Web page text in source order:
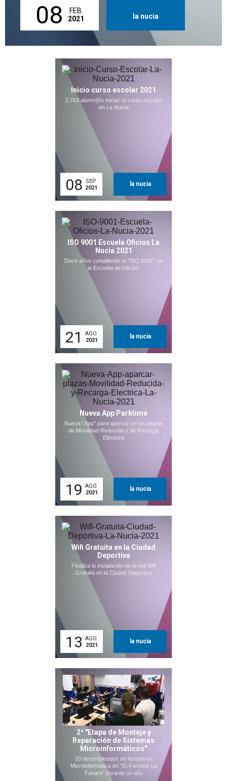
08
FEB.
2021
la nucia
Inicio curso escolar 2021
2.763 alumn@s inician el curso escolar
en La Nucía
08
SEP.
2021
la nucia
ISO 9001 Escuela Oficios La
Nucía 2021
Doce años cumpliendo la "ISO 9001" en
la Escuela de Oficios
21
AGO.
2021
la nucia
Nueva App Parktime
Nueva "App" para aparcar en las plazas
de Movilidad Reducida y de Recarga
Eléctrica
19 AGO.
2021
la nucia
Wifi Gratuita en la Ciudad
Deportiva
Finaliza la instalación de la red Wifi
Gratuita en la Ciudad Deportiva
13 AGO.
2021
la nucia
2ª "Etapa de Montaje y
Reparación de Sistemas
Microinformáticos"
10 desempleados se forman en
Microinformática en "Et Formem La
Favara" durante un año